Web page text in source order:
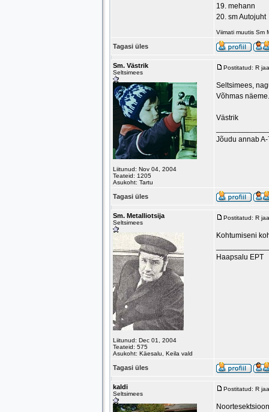
19. mehann
20. sm Autojuht
Viimati muutis Sm
Tagasi üles
Sm. Västrik
Seltsimees
Liitunud: Nov 04, 2004
Teateid: 1205
Asukoht: Tartu
Postitatud: R
Seltsimees,
Võhmas näeme.
Västrik
Jõudu annab
Tagasi üles
Sm. Metalliotsija
Seltsimees
Liitunud: Dec 01, 2004
Teateid: 575
Asukoht: Käesalu, Keila vald
Postitatud: R
Kohtumiseni
Haapsalu EPT
Tagasi üles
kaldi
Seltsimees
Postitatud: R